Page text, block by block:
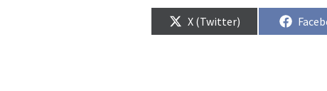
Share
on
X (Twitter)
Share
on